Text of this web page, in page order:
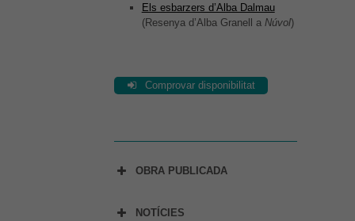
Els esbarzers d’Alba Dalmau
(Resenya d’Alba Granell a Núvol)
Comprovar disponibilitat
OBRA PUBLICADA
NOTÍCIES